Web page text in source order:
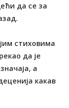
да се за
стиховима
да је
а
какав